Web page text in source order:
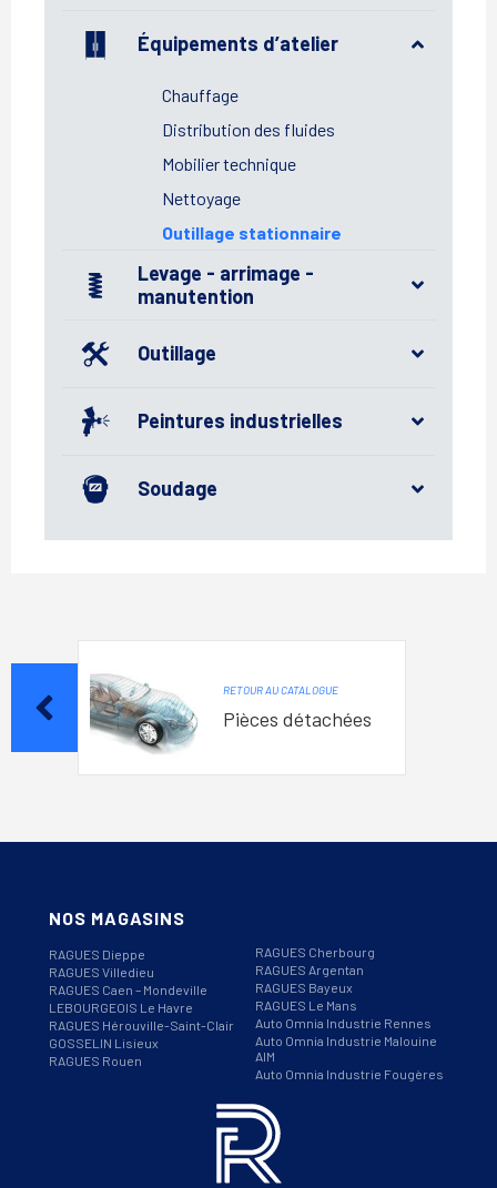
Équipements d’atelier
Chauffage
Distribution des fluides
Mobilier technique
Nettoyage
Outillage stationnaire
Levage - arrimage -
manutention
Outillage
Peintures industrielles
Soudage
RETOUR AU CATALOGUE
Pièces détachées
NOS MAGASINS
RAGUES Dieppe
RAGUES Villedieu
RAGUES Caen – Mondeville
LEBOURGEOIS Le Havre
RAGUES Hérouville-Saint-Clair
GOSSELIN Lisieux
RAGUES Rouen
RAGUES Cherbourg
RAGUES Argentan
RAGUES Bayeux
RAGUES Le Mans
Auto Omnia Industrie Rennes
Auto Omnia Industrie Malouine
AIM
Auto Omnia Industrie Fougères